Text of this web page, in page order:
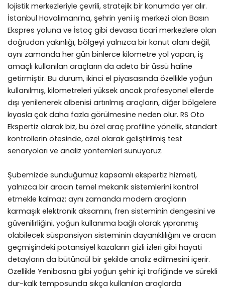
lojistik merkezleriyle çevrili, stratejik bir konumda yer alır.
İstanbul Havalimanı’na, şehrin yeni iş merkezi olan Basın
Ekspres yoluna ve İstoç gibi devasa ticari merkezlere olan
doğrudan yakınlığı, bölgeyi yalnızca bir konut alanı değil,
aynı zamanda her gün binlerce kilometre yol yapan, iş
amaçlı kullanılan araçların da adeta bir üssü haline
getirmiştir. Bu durum, ikinci el piyasasında özellikle yoğun
kullanılmış, kilometreleri yüksek ancak profesyonel ellerde
dışı yenilenerek albenisi artırılmış araçların, diğer bölgelere
kıyasla çok daha fazla görülmesine neden olur. RS Oto
Ekspertiz olarak biz, bu özel araç profiline yönelik, standart
kontrollerin ötesinde, özel olarak geliştirilmiş test
senaryoları ve analiz yöntemleri sunuyoruz.
Şubemizde sunduğumuz kapsamlı ekspertiz hizmeti,
yalnızca bir aracın temel mekanik sistemlerini kontrol
etmekle kalmaz; aynı zamanda modern araçların
karmaşık elektronik aksamını, fren sisteminin dengesini ve
güvenilirliğini, yoğun kullanıma bağlı olarak yıpranmış
olabilecek süspansiyon sisteminin dayanıklılığını ve aracın
geçmişindeki potansiyel kazaların gizli izleri gibi hayati
detayların da bütüncül bir şekilde analiz edilmesini içerir.
Özellikle Yenibosna gibi yoğun şehir içi trafiğinde ve sürekli
dur-kalk temposunda sıkça kullanılan araçlarda